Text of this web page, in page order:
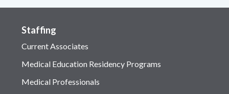
Staffing
Current Associates
Medical Education Residency Programs
Medical Professionals